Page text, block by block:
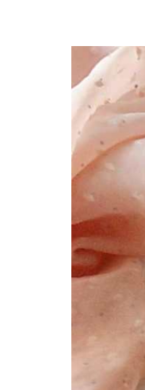
Premi invio